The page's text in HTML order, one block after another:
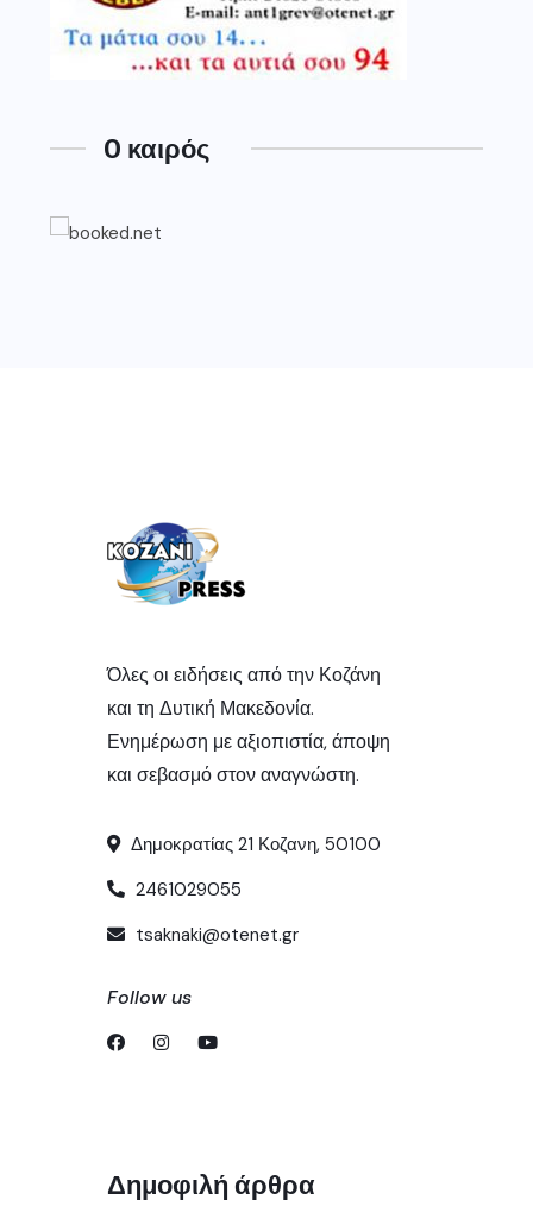
O καιρός
Όλες οι ειδήσεις από την Κοζάνη
και τη Δυτική Μακεδονία.
Ενημέρωση με αξιοπιστία, άποψη
και σεβασμό στον αναγνώστη.
Δημοκρατίας 21 Κοζανη, 50100
2461029055
tsaknaki@otenet.gr
Follow us
Δημοφιλή άρθρα